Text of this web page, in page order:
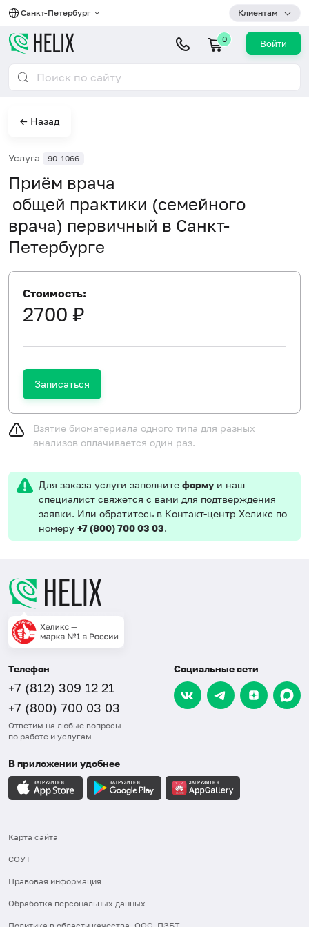
Санкт-Петербург Клиентам
0 Войти
← Назад
Услуга 90-1066
Приём врача
общей практики (семейного
врача) первичный в Санкт-
Петербурге
Стоимость:
2700 ₽
Записаться
Взятие биоматериала одного типа для разных
анализов оплачивается один раз.
Для заказа услуги заполните форму и наш
специалист свяжется с вами для подтверждения
заявки. Или обратитесь в Контакт-центр Хеликс по
номеру +7 (800) 700 03 03.
Телефон
+7 (812) 309 12 21
+7 (800) 700 03 03
Ответим на любые вопросы
по работе и услугам
Социальные сети
В приложении удобнее
Карта сайта
СОУТ
Правовая информация
Обработка персональных данных